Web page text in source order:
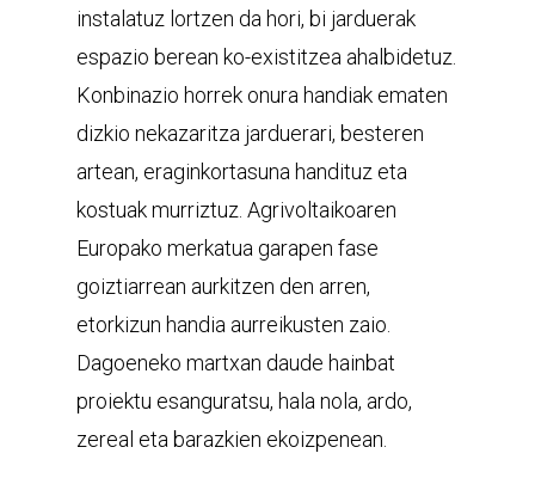
instalatuz lortzen da hori, bi jarduerak
espazio berean ko-existitzea ahalbidetuz.
Konbinazio horrek onura handiak ematen
dizkio nekazaritza jarduerari, besteren
artean, eraginkortasuna handituz eta
kostuak murriztuz. Agrivoltaikoaren
Europako merkatua garapen fase
goiztiarrean aurkitzen den arren,
etorkizun handia aurreikusten zaio.
Dagoeneko martxan daude hainbat
proiektu esanguratsu, hala nola, ardo,
zereal eta barazkien ekoizpenean.